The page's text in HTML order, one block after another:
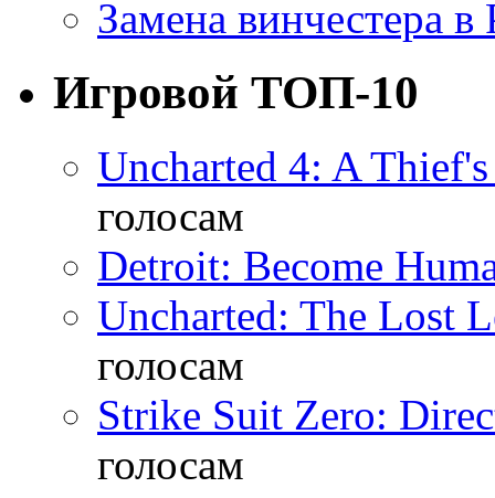
Замена винчестера
Игровой ТОП-10
Uncharted 4: A
голосам
Detroit: Become
Uncharted: The Lost
голосам
Strike Suit Zero:
голосам